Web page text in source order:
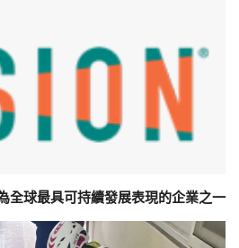
全球最具可持續發展表現的企業之一